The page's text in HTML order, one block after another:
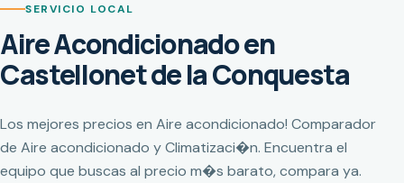
SERVICIO LOCAL
Aire Acondicionado en
Castellonet de la Conquesta
Los mejores precios en Aire acondicionado! Comparador
de Aire acondicionado y Climatizaci�n. Encuentra el
equipo que buscas al precio m�s barato, compara ya.